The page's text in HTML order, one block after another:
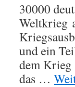
30000
Weltkrieg
und ein
dem Krieg
das …